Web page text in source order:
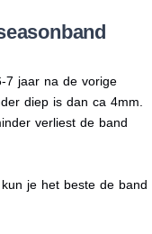
7 jaar na de vorige
diep is dan ca 4mm.
verliest de band
je het beste de band